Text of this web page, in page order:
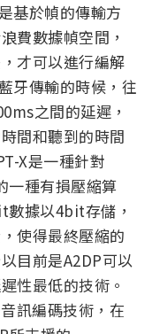
基於幀的傳輸方
費數據幀空間，
才可以進行編解
牙傳輸的時候，往
之間的延遲，
間和聽到的時間
X是一種針對
一種有損壓縮算
據以4bit存儲，
使得最終壓縮的
目前是A2DP可以
性最低的技術。
訊編碼技術，在